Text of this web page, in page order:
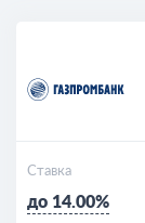
Ставка
до 14.00%